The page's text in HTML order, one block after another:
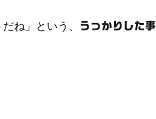
ね」という、 うっかりした事